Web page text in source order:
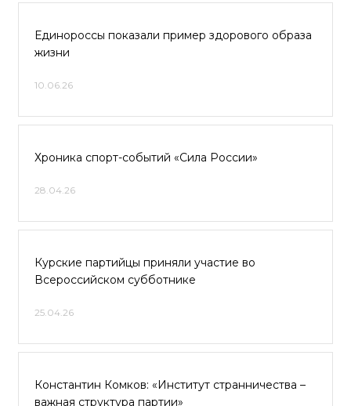
Единороссы показали пример здорового образа
жизни
10.06.26
Хроника спорт-событий «Сила России»
28.04.26
Курские партийцы приняли участие во
Всероссийском субботнике
25.04.26
Константин Комков: «Институт странничества –
важная структура партии»